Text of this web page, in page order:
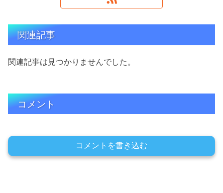
関連記事
関連記事は見つかりませんでした。
コメント
コメントを書き込む